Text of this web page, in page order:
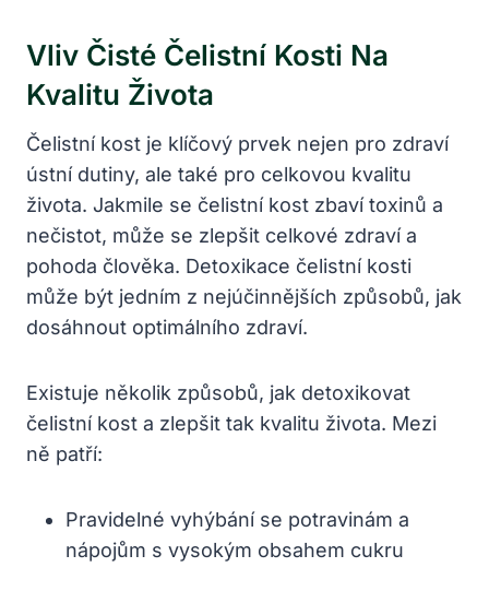
Vliv Čisté Čelistní Kosti Na
Kvalitu Života
Čelistní kost je klíčový prvek nejen pro zdraví
ústní dutiny, ale také pro celkovou kvalitu
života. Jakmile se čelistní kost zbaví toxinů a
nečistot, může se zlepšit celkové zdraví a
pohoda člověka. Detoxikace čelistní kosti
může být jedním z nejúčinnějších způsobů, jak
dosáhnout optimálního zdraví.
Existuje několik způsobů, jak detoxikovat
čelistní kost a zlepšit tak kvalitu života. Mezi
ně patří:
Pravidelné vyhýbání se potravinám a
nápojům s vysokým obsahem cukru